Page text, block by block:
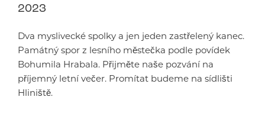
2023
Dva myslivecké spolky a jen jeden zastřelený kanec.
Památný spor z lesního městečka podle povídek
Bohumila Hrabala. Přijměte naše pozvání na
příjemný letní večer. Promítat budeme na sídlišti
Hliniště.